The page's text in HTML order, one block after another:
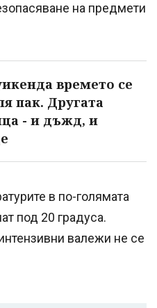
на предмети
времето се
пак. Другата
- и дъжд, и
в по-голямата
под 20 градуса.
валежи не се